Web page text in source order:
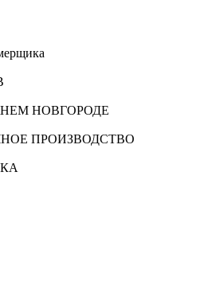
НОВГОРОДЕ
ПРОИЗВОДСТВО